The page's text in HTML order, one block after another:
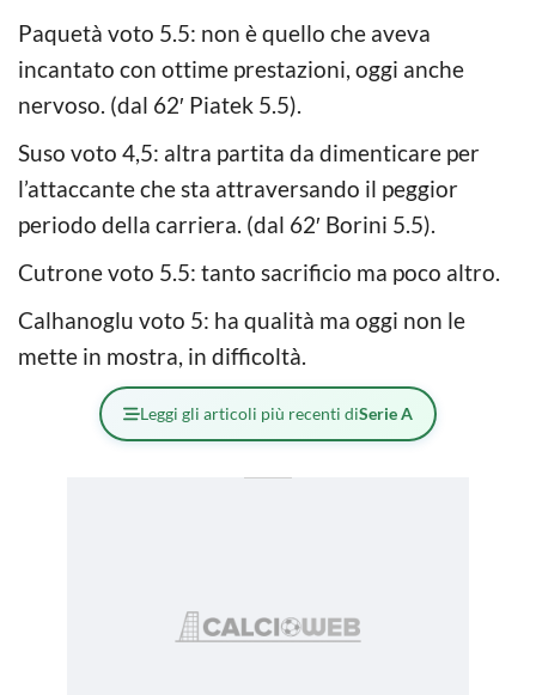
Paquetà voto 5.5: non è quello che aveva
incantato con ottime prestazioni, oggi anche
nervoso. (dal 62′ Piatek 5.5).
Suso voto 4,5: altra partita da dimenticare per
l’attaccante che sta attraversando il peggior
periodo della carriera. (dal 62′ Borini 5.5).
Cutrone voto 5.5: tanto sacrificio ma poco altro.
Calhanoglu voto 5: ha qualità ma oggi non le
mette in mostra, in difficoltà.
Leggi gli articoli più recenti diSerie A